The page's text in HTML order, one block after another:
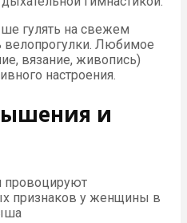
гулять на свежем
велопрогулки. Любимое
вязание, живопись)
настроения.
и
провоцируют
признаков у женщины в